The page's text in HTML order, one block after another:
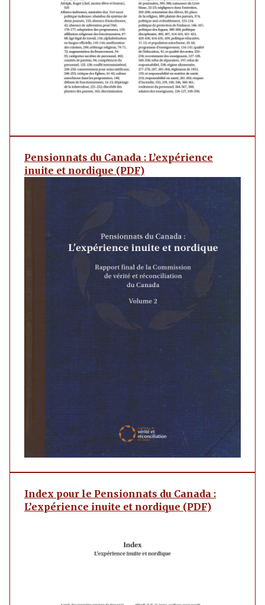
Pensionnats du Canada : L’expérience
inuite et nordique (PDF)
Index pour le Pensionnats du Canada :
L’expérience inuite et nordique (PDF)